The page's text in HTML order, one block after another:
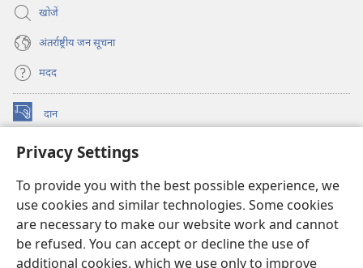
Privacy Settings
To provide you with the best possible experience, we
use cookies and similar technologies. Some cookies
are necessary to make our website work and cannot
be refused. You can accept or decline the use of
खोजें
अंतर्राष्ट्रीय जन सूचना
मदद
दान
(opens
window)
वॉचटावर ऑनलाइन लाइब्रेरी
new
JW Hub ®
(opens
new
window)
ऐप